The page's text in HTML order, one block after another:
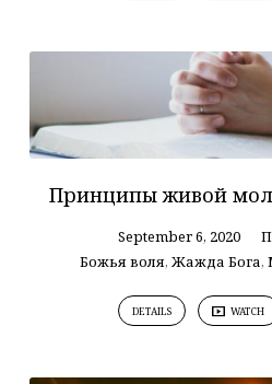
Принципы живой
September 6, 2020
Божья воля, Жажда Бога,
DETAILS WATCH